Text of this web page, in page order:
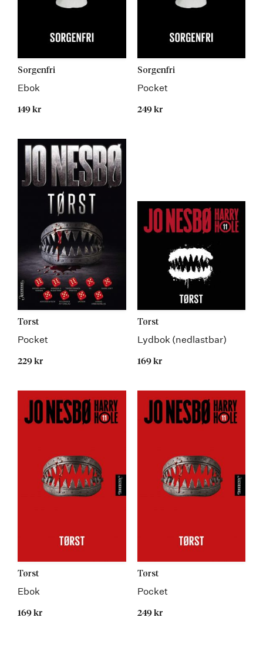
Sorgenfri
Ebok
149 kr
Sorgenfri
Pocket
249 kr
Tørst
Pocket
229 kr
Tørst
Lydbok (nedlastbar)
169 kr
Tørst
Ebok
169 kr
Tørst
Pocket
249 kr